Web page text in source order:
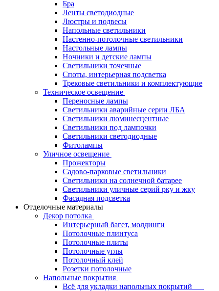
Бра
Ленты светодиодные
Люстры и подвесы
Напольные светильники
Настенно-потолочные светильники
Настольные лампы
Ночники и детские лампы
Светильники точечные
Споты, интерьерная подсветка
Трековые светильники и комплектующие
Техническое освещение
Переносные лампы
Светильники аварийные серии ЛБА
Светильники люминесцентные
Светильники под лампочки
Светильники светодиодные
Фитолампы
Уличное освещение
Прожекторы
Садово-парковые светильники
Светильники на солнечной батарее
Светильники уличные серий рку и жку
Фасадная подсветка
Отделочные материалы
Декор потолка
Интерьерный багет, молдинги
Потолочные плинтуса
Потолочные плиты
Потолочные углы
Потолочный клей
Розетки потолочные
Напольные покрытия
Всё для укладки напольных покрытий